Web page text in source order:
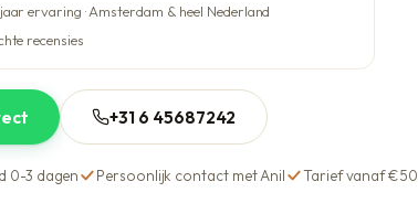
ervaring · Amsterdam & heel Nederland
recensies
+31 6 45687242
0-3 dagen Persoonlijk contact met Anil Tarief vanaf €50